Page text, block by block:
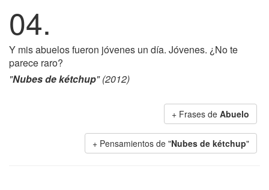
04.
Y mis abuelos fueron jóvenes un día. Jóvenes. ¿No te
parece raro?
"Nubes de kétchup" (2012)
+ Frases de Abuelo
+ Pensamientos de "Nubes de kétchup"